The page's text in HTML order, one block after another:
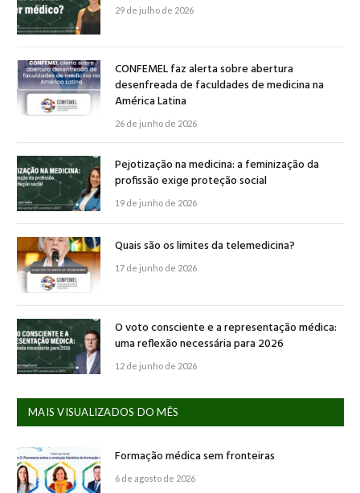
29 de julho de 2026
CONFEMEL faz alerta sobre abertura
desenfreada de faculdades de medicina na
América Latina
26 de junho de 2026
Pejotização na medicina: a feminização da
profissão exige proteção social
19 de junho de 2026
Quais são os limites da telemedicina?
17 de junho de 2026
O voto consciente e a representação médica:
uma reflexão necessária para 2026
12 de junho de 2026
MAIS VISUALIZADOS DO MÊS
Formação médica sem fronteiras
6 de agosto de 2026